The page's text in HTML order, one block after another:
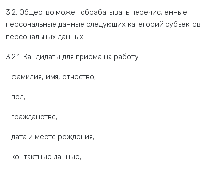
3.2. Общество может обрабатывать перечисленные
персональные данные следующих категорий субъектов
персональных данных:
3.2.1. Кандидаты для приема на работу:
- фамилия, имя, отчество;
- пол;
- гражданство;
- дата и место рождения;
- контактные данные;